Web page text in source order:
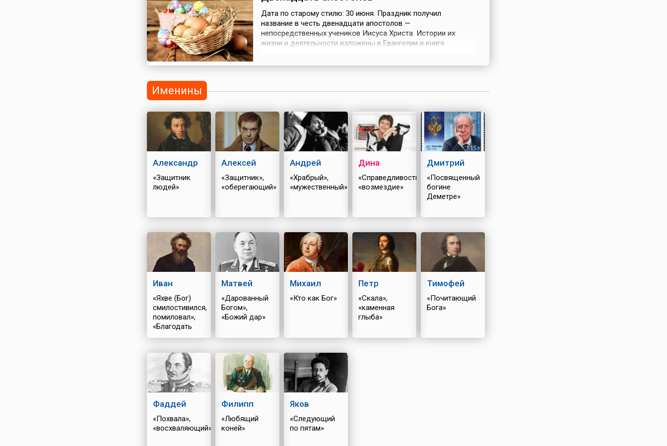
Дата по старому стилю: 30 июня. Праздник получил
название в честь двенадцати апостолов —
непосредственных учеников Иисуса Христа. Истории их
жизни и деятельности изложены в Евангелии и книге
Именины
Александр
«Защитник
людей»
Алексей
«Защитник»,
«оберегающий»
Андрей
«Храбрый»,
«мужественный»
Дина
«Справедливость»,
«возмездие»
Дмитрий
«Посвященный
богине
Деметре»
Иван
«Яхве (Бог)
смилостивился,
помиловал»,
«Благодать
Божия»
Матвей
«Дарованный
Богом»,
«Божий дар»
Михаил
«Кто как Бог»
Петр
«Скала»,
«каменная
глыба»
Тимофей
«Почитающий
Бога»
Фаддей
«Похвала»,
«восхваляющий»
Филипп
«Любящий
коней»
Яков
«Следующий
по пятам»